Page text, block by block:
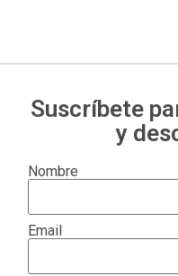
Suscríbete
y
Nombre
Email